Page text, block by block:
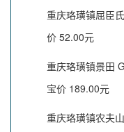
重庆珞璜镇屈臣
价 52.00元
重庆珞璜镇景田
宝价 189.00元
重庆珞璜镇农夫